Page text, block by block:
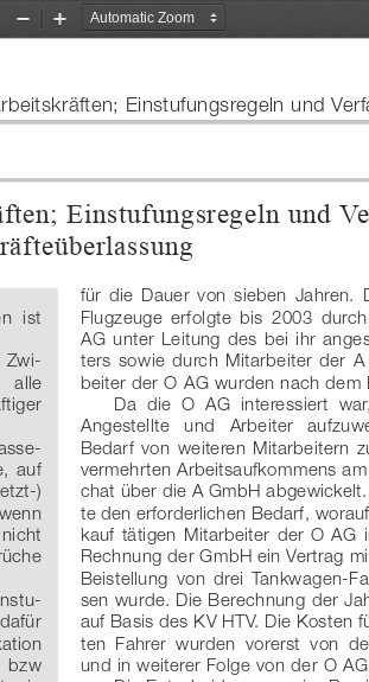
Zoom
Zoom
Einstufungsregeln und
ist
Zwi
-
alle
-
auf
)
-
bzw
für  die  Dauer  von  sieben  Jahren.
Flugzeuge  erfolgte  bis  2003
AG  unter  Leitung  des  bei  ihr
ters  sowie  durch  Mitarbeiter  der  A
beiter der O AG wurden nach dem
Da  die  O  AG  interessiert
Angestellte   und   Arbeiter
Bedarf  von  weiteren  Mitarbeitern
vermehrten Arbeitsaufkommens
chat über die A GmbH
te den erforderlichen Bedarf,
kauf  tätigen  Mitarbeiter  der  O  AG
Rechnung der GmbH ein Vertrag
Beistellung  von  drei  Tankwagen-
sen wurde. Die Berechnung der
auf Basis des KV HTV. Die Kosten
ten  Fahrer  wurden  vorerst  von
und in weiterer Folge von der O AG
Einstufungsregeln und